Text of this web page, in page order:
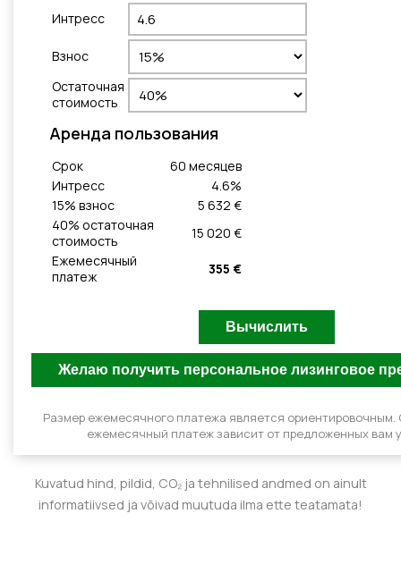
Интресс
Взнос
Остаточная
стоимость
Aренда пользования
Cрок 60 месяцeв
Интресс
4.6%
15% взнос
5 632 €
40% остаточная
стоимость
15 020 €
Ежемесячный
платеж
355 €
Размер ежемесячного платежа является
ежемесячный платеж зависит от предложенных вам
Kuvatud hind, pildid, CO₂ ja tehnilised andmed on ainult
informatiivsed ja võivad muutuda ilma ette teatamata!